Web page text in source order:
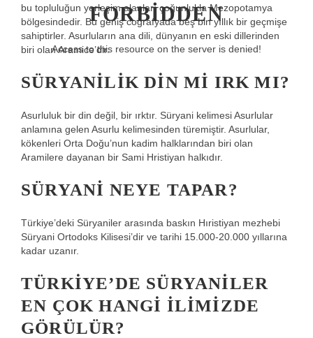
bu topluluğun yerleşim alanları çoğunlukla Mezopotamya
bölgesindedir. Bu geniş coğrafyada beş bin yıllık bir geçmişe
sahiptirler. Asurluların ana dili, dünyanın en eski dillerinden
biri olan Aramice’dir.
SÜRYANILIK DIN MI IRK MI?
Asurluluk bir din değil, bir ırktır. Süryani kelimesi Asurlular
anlamına gelen Asurlu kelimesinden türemiştir. Asurlular,
kökenleri Orta Doğu’nun kadim halklarından biri olan
Aramilere dayanan bir Sami Hristiyan halkıdır.
SÜRYANI NEYE TAPAR?
Türkiye’deki Süryaniler arasında baskın Hıristiyan mezhebi
Süryani Ortodoks Kilisesi’dir ve tarihi 15.000-20.000 yıllarına
kadar uzanır.
TÜRKIYE’DE SÜRYANILER
EN ÇOK HANGI ILIMIZDE
GÖRÜLÜR?
FORBIDDEN
Access to this resource on the server is denied!